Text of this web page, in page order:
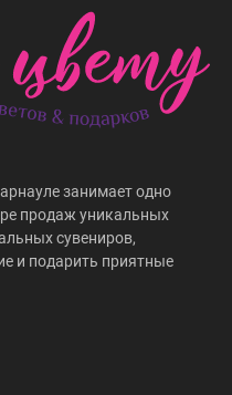
занимает одно
продаж уникальных
сувениров,
и подарить приятные